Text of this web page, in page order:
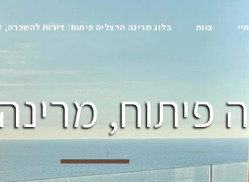
צוות בלוג מרינה הרצליה פיתוח: דירות להשכרה,
פיתוח,